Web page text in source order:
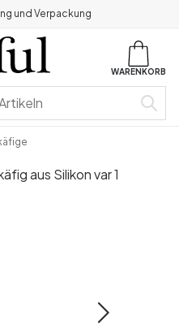
und Verpackung
WARENKORB